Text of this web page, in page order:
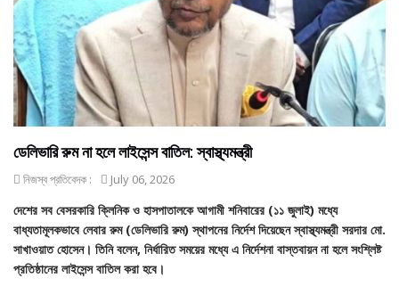
ডেলিভারি রুম না হলে লাইসেন্স বাতিল: স্বাস্থ্যমন্ত্রী
নিজস্ব প্রতিবেদক : July 06, 2026
দেশের সব বেসরকারি ক্লিনিক ও হাসপাতালকে আগামী শনিবারের (১১ জুলাই) মধ্যে
বাধ্যতামূলকভাবে লেবার রুম (ডেলিভারি রুম) স্থাপনের নির্দেশ দিয়েছেন স্বাস্থ্যমন্ত্রী সরদার মো.
সাখাওয়াত হোসেন। তিনি বলেন, নির্ধারিত সময়ের মধ্যে এ নির্দেশনা বাস্তবায়ন না হলে সংশ্লিষ্ট
প্রতিষ্ঠানের লাইসেন্স বাতিল করা হবে।